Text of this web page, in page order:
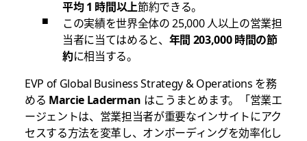
平均 1 時間以上節約できる。
この実績を世界全体の 25,000 人以上の営業担
当者に当てはめると、 年間 203,000 時間の節
約に相当する。
EVP of Global Business Strategy & Operations を務
める Marcie Laderman はこうまとめます。「営業エ
ージェントは、営業担当者が重要なインサイトにアク
セスする方法を変革し、オンボーディングを効率化し